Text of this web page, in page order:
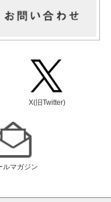
X(旧Twitter)
ルマガジン